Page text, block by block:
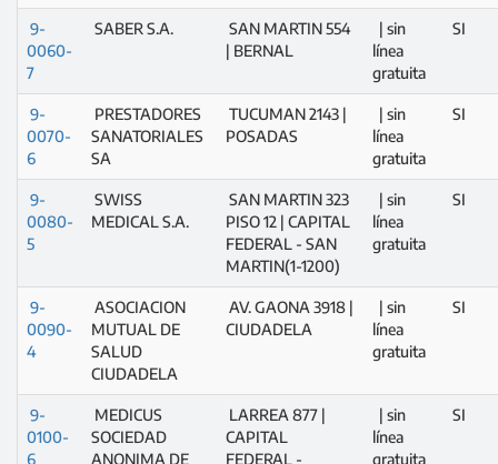
9-
0060-
7
SABER S.A.
SAN MARTIN 554
| BERNAL
| sin
línea
gratuita
SI
9-
0070-
6
PRESTADORES
SANATORIALES
SA
TUCUMAN 2143 |
POSADAS
| sin
línea
gratuita
SI
9-
0080-
5
SWISS
MEDICAL S.A.
SAN MARTIN 323
PISO 12 | CAPITAL
FEDERAL - SAN
MARTIN(1-1200)
| sin
línea
gratuita
SI
9-
0090-
4
ASOCIACION
MUTUAL DE
SALUD
CIUDADELA
AV. GAONA 3918 |
CIUDADELA
| sin
línea
gratuita
SI
9-
0100-
6
MEDICUS
SOCIEDAD
ANONIMA DE
LARREA 877 |
CAPITAL
FEDERAL -
| sin
línea
gratuita
SI